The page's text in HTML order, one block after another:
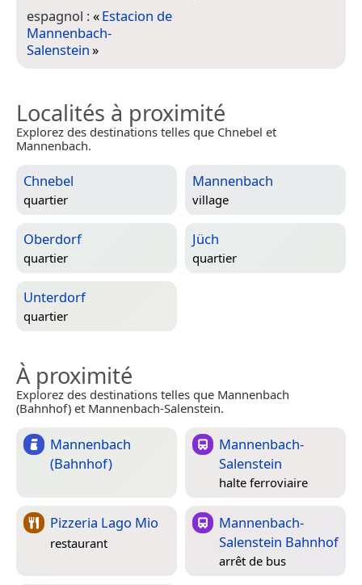
espagnol :«Estacion de
Mannenbach-
Salenstein»
Localités à proximité
Explorez des destinations telles que Chnebel et
Mannenbach.
Chnebel
quartier
Mannenbach
village
Oberdorf
quartier
Jüch
quartier
Unterdorf
quartier
À proximité
Explorez des destinations telles que Mannenbach
(Bahnhof) et Mannenbach-Salenstein.
Mannenbach
(Bahnhof)
Mannenbach-
Salenstein
halte ferroviaire
Pizzeria Lago Mio
restaurant
Mannenbach-
Salenstein Bahnhof
arrêt de bus